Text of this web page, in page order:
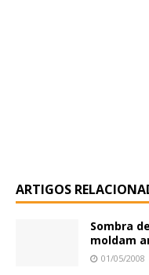
ARTIGOS
Sombra
moldam
01/05/2008